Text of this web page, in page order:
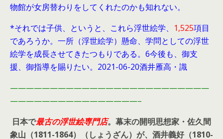
物館が女房替わりをしてくれたのかも知れない。
*それでは子供、というと、これら浮世絵学、 1,525項目
であろうか。一所（浮世絵学）懸命、学問としての浮世
絵学を成長させてきたつもりである。6今後も、御支
援、御指導を賜りたい。2021-06-20酒井雁高・識
—————————————————————————
————————————————–
日本で最古の浮世絵専門店。幕末の開明思想家・ 佐久間
象山（1811-1864）（しょうざん）が、酒井義好（1810-